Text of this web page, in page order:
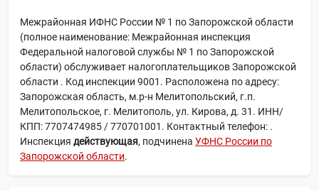
Межрайонная ИФНС России № 1 по Запорожской области
(полное наименование: Межрайонная инспекция
Федеральной налоговой службы № 1 по Запорожской
области) обслуживает налогоплательщиков Запорожской
области . Код инспекции 9001. Расположена по адресу:
Запорожская область, м.р-н Мелитопольский, г.п.
Мелитопольское, г. Мелитополь, ул. Кирова, д. 31. ИНН/
КПП: 7707474985 / 770701001. Контактный телефон: .
Инспекция действующая, подчинена УФНС России по
Запорожской области.